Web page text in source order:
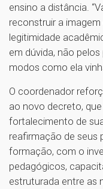
ensino a distância.
reconstruir a imagem
legitimidade
em dúvida, não
modos como ela
O coordenador
ao novo decreto,
fortalecimento de
reafirmação de seus
formação, com o
pedagógicos,
estruturada entre as